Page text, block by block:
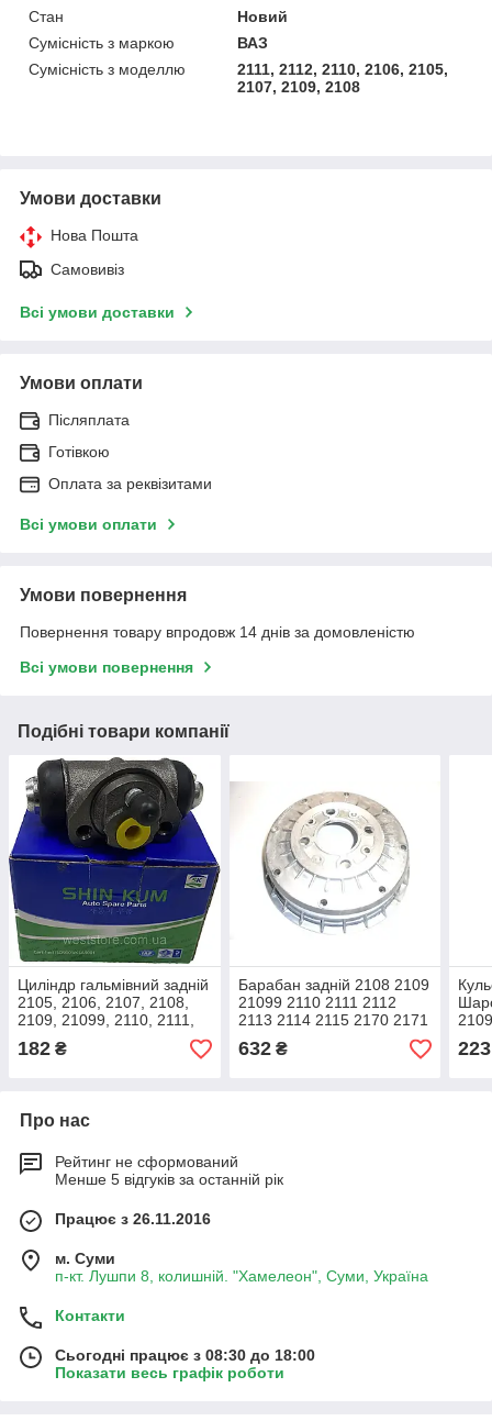
Стан
Новий
Сумісність з маркою
ВАЗ
Сумісність з моделлю
2111, 2112, 2110, 2106, 2105,
2107, 2109, 2108
Умови доставки
Нова Пошта
Самовивіз
Всі умови доставки
Умови оплати
Післяплата
Готівкою
Оплата за реквізитами
Всі умови оплати
Умови повернення
Повернення товару впродовж 14 днів за домовленістю
Всі умови повернення
Подібні товари компанії
Циліндр гальмівний задній
2105, 2106, 2107, 2108,
2109, 21099, 2110, 2111,
2112, 2113, 2114, 2115
SHIN KUM
182 ₴
Барабан задній 2108 2109
21099 2110 2111 2112
2113 2114 2115 2170 2171
2172 Харків
632₴ 223
Про нас
Рейтинг не сформований
Менше 5 відгуків за останній рік
Працює з 26.11.2016
м. Суми
п-кт. Лушпи 8, колишній. "Хамелеон", Суми, Україна
Контакти
Сьогодні працює з 08:30 до 18:00
Показати весь графік роботи